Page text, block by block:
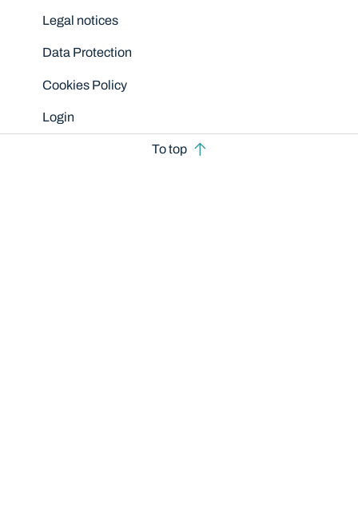
Legal notices
Data Protection
Cookies Policy
Login
To top